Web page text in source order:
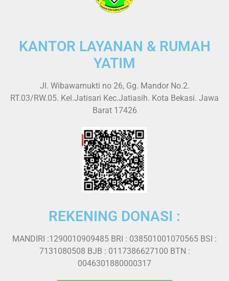
KANTOR LAYANAN & RUMAH
YATIM
Jl. Wibawamukti no 26, Gg. Mandor No.2.
RT.03/RW.05. Kel.Jatisari Kec.Jatiasih. Kota Bekasi. Jawa
Barat 17426
REKENING DONASI :
MANDIRI :1290010909485 BRI : 038501001070565 BSI :
7131080508 BJB : 0117386627100 BTN :
0046301880000317